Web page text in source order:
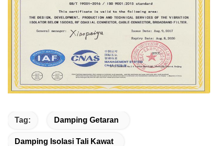
Tag: Damping Getaran
Damping Isolasi Tali Kawat